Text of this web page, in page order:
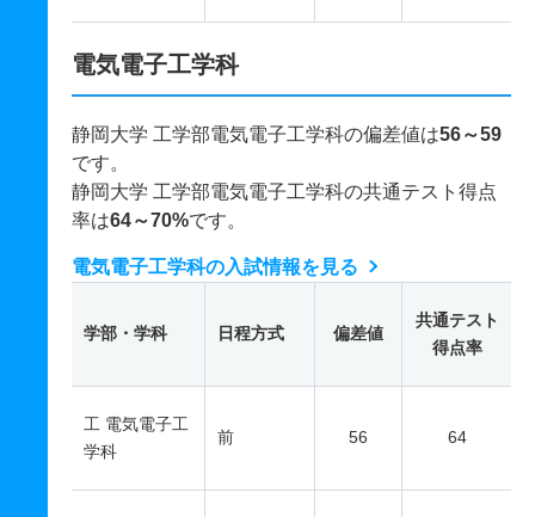
電気電子工学科
静岡大学 工学部電気電子工学科の偏差値は56～59
です。
静岡大学 工学部電気電子工学科の共通テスト得点
率は64～70%です。
電気電子工学科の入試情報を見る
学部・学科 日程方式 偏差値
共通テスト
得点率
工 電気電子工
学科
前 56 64